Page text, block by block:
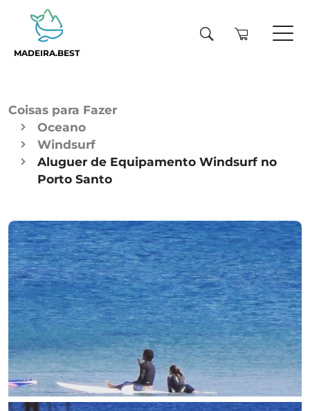
MADEIRA.BEST
Coisas para Fazer
Oceano
Windsurf
Aluguer de Equipamento Windsurf no
Porto Santo